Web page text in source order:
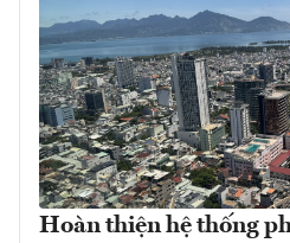
Hoàn thiện hệ thống